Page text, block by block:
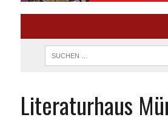
Literaturhaus